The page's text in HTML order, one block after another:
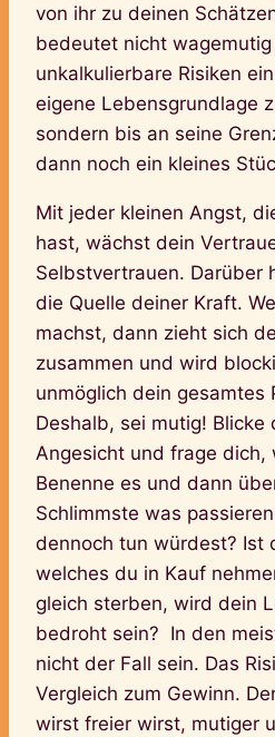
von ihr zu deinen
bedeutet nicht wagemutig
unkalkulierbare Risiken
eigene Lebensgrundlage
sondern bis an seine
dann noch ein kleines
Mit jeder kleinen Angst,
hast, wächst dein
Selbstvertrauen. Darüber
die Quelle deiner Kraft.
machst, dann zieht sich
zusammen und wird
unmöglich dein gesamtes
Deshalb, sei mutig! Blicke
Angesicht und frage dich,
Benenne es und dann
Schlimmste was
dennoch tun würdest? Ist
welches du in Kauf
gleich sterben, wird dein
bedroht sein? In den
nicht der Fall sein. Das
Vergleich zum Gewinn.
wirst freier wirst, mutiger